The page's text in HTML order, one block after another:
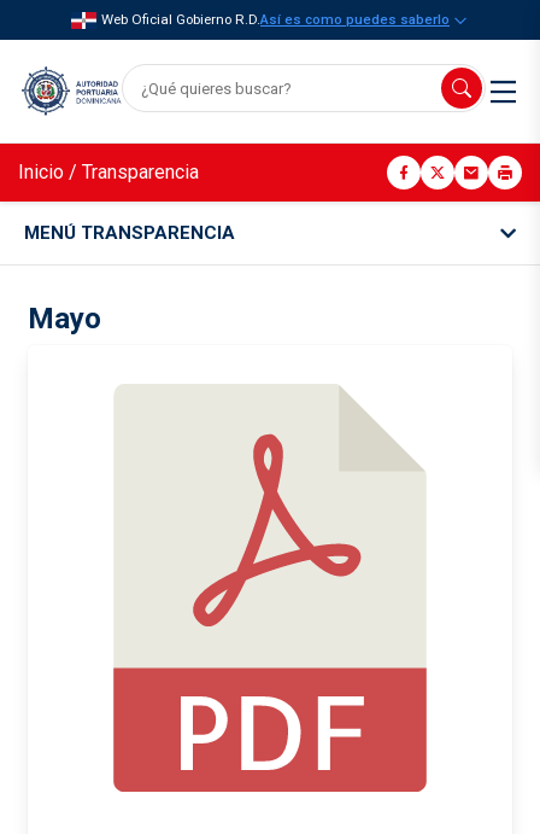
Web Oficial Gobierno R.D.Así es como puedes saberlo
Inicio / Transparencia
MENÚ TRANSPARENCIA
Mayo